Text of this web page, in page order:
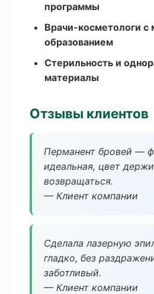
программы
Врачи-косметологи
образованием
Стерильность и
материалы
Отзывы клиентов
Перманент бровей —
идеальная, цвет
возвращаться.
— Клиент компании
Сделала лазерную
гладко, без
заботливый.
— Клиент компании